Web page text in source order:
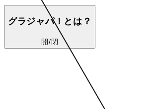
グラジャパ！とは？
開/閉